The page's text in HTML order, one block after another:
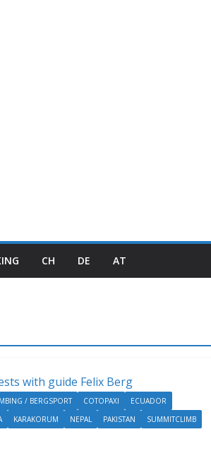
CH DE AT
/ BERGSPORT COTOPAXI
ECUADOR
KARAKORUM NEPAL PAKISTAN SUMMITCLIMB